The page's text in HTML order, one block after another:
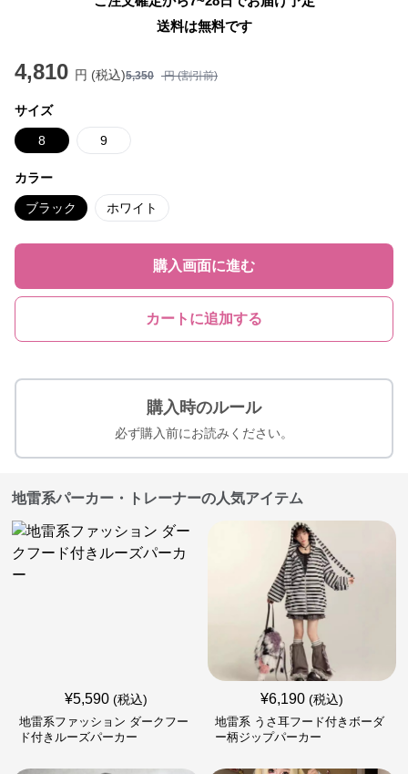
送料は無料です
4,810 円 (税込)5,350 円 (割引前)
サイズ
8 9
カラー
ブラック ホワイト
購入画面に進む
カートに追加する
購入時のルール
必ず購入前にお読みください。
地雷系パーカー・トレーナーの人気アイテム
¥5,590 (税込)
地雷系ファッション ダークフー
ド付きルーズパーカー
¥6,190 (税込)
地雷系 うさ耳フード付きボーダ
ー柄ジップパーカー